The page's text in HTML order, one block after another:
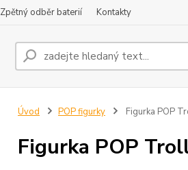
Zpětný odběr baterií Kontakty
Úvod POP figurky Figurka POP
Figurka POP